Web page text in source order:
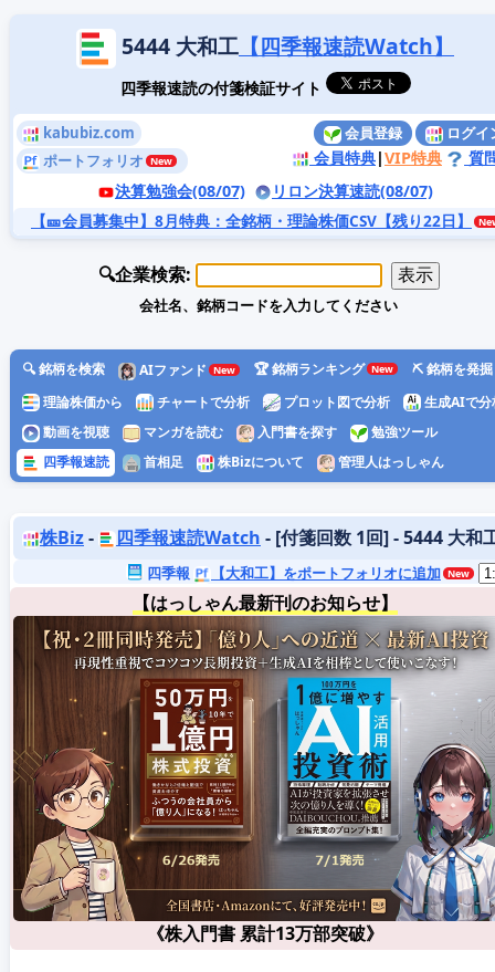
5444 大和工 【四季報速読Watch】
四季報速読の付箋検証サイト
kabubiz.com
ポートフォリオ
会員登録 ログイ
会員特典|VIP特典
質
決算勉強会(08/07)
リロン決算速読(08/07)
【🎫会員募集中】8月特典 ：全銘柄・理論株価CSV【残り22日】
🔍企業検索:
会社名、銘柄コードを入力してください
🔍 銘柄を検索 AIファンド 🏆 銘柄ランキング
⛏️ 銘柄を発掘
理論株価から
チャートで分析 プロット図で分析
生成AIで分
動画を視聴
マンガを読む 入門書を探す
勉強ツール
四季報速読
首相足 株Bizについて 管理人はっしゃん
株Biz- 四季報速読Watch - [付箋回数 1回] - 5444 大和
四季報 【大和工】をポートフォリオに追加
【はっしゃん最新刊のお知らせ】
《株入門書 累計13万部突破》